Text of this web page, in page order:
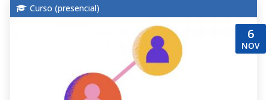
Curso (presencial)
6
NOV